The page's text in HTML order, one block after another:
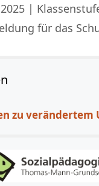
|
für das
zu verändertem